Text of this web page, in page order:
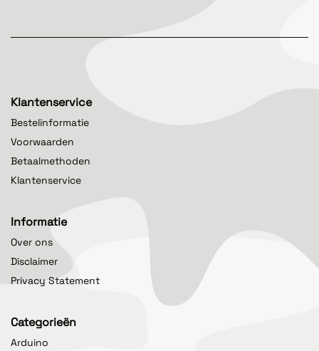
Klantenservice
Bestelinformatie
Voorwaarden
Betaalmethoden
Klantenservice
Informatie
Over ons
Disclaimer
Privacy Statement
Categorieën
Arduino